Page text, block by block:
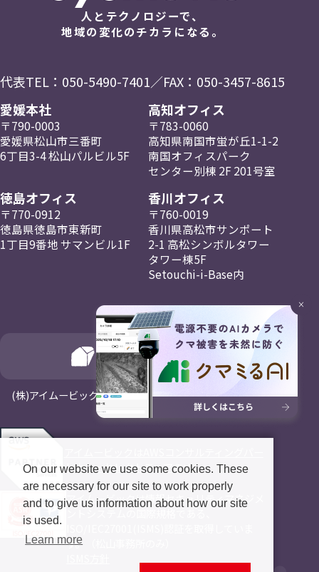
人とテクノロジーで、
地域の変化のチカラになる。
代表TEL： 050-5490-7401／FAX：050-3457-8615
愛媛本社
〒790-0003
愛媛県松山市三番町
6丁目3-4松山パルビル5F
高知オフィス
〒783-0060
高知県南国市蛍が丘1-1-2
南国オフィスパーク
センター別棟 2F201号室
徳島オフィス
〒770-0912
徳島県徳島市東新町
1丁目9番地サマンビル1F
香川オフィス
〒760-0019
香川県高松市サンポート
2-1 高松シンボルタワー
タワー棟5F
Setouchi-i-Base内
(⁨⁩株)アイムービックはNagayaホールディングスの一員です
トナー・セレクトティアです。
アイムービックは情報セキュリティマネジメ
す。（松山事務所のみ）
×
On our website we use some cookies. These
are necessary for our site to work properly
and to give us information about how our site
is used.
Learn more